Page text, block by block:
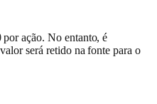
ação. No entanto, é
será retido na fonte para o